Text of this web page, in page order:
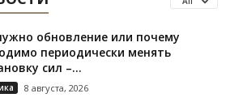
обновление или почему
периодически менять
сил –...
8 августа, 2026